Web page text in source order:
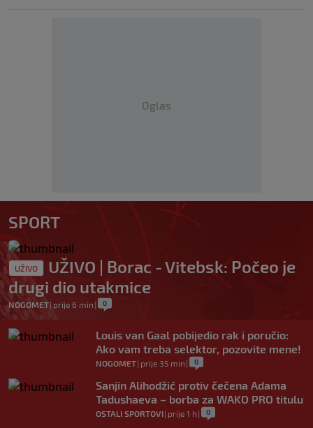
Oglas
SPORT
UŽIVO
UŽIVO | Borac - Vitebsk: Počeo je
drugi dio utakmice
NOGOMET| prije 6 min | 0
Louis van Gaal pobijedio rak i poručio:
Ako vam treba selektor, pozovite mene!
NOGOMET| prije 35 min | 0
Sanjin Alihodžić protiv čečena Adama
Tadushaeva – borba za WAKO PRO titulu
OSTALI SPORTOVI| prije 1 h | 0